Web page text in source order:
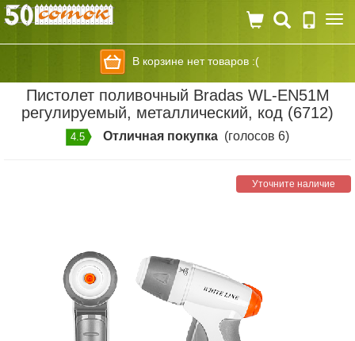
В корзине нет товаров :(
Пистолет поливочный Bradas WL-EN51M
регулируемый, металлический, код (6712)
4.5 Отличная покупка (голосов 6)
Уточните наличие